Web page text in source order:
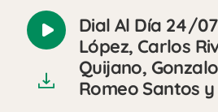
Reproducir
audio
Dial Al Día 24/
López, Carlos
Quijano,
Romeo Santos